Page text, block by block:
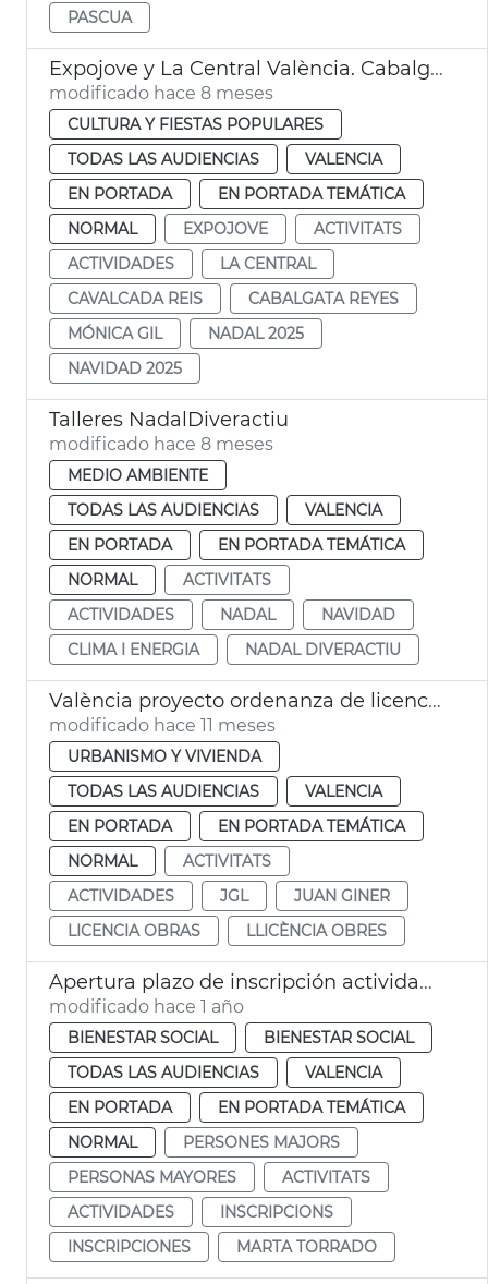
PASCUA
Expojove y La Central València. Cabalgata Reyes 2026
modificado hace 8 meses
CULTURA Y FIESTAS POPULARES
TODAS LAS AUDIENCIAS
VALENCIA
EN PORTADA
EN PORTADA TEMÁTICA
NORMAL
EXPOJOVE
ACTIVITATS
ACTIVIDADES
LA CENTRAL
CAVALCADA REIS
CABALGATA REYES
MÓNICA GIL
NADAL 2025
NAVIDAD 2025
Talleres NadalDiveractiu
modificado hace 8 meses
MEDIO AMBIENTE
TODAS LAS AUDIENCIAS
VALENCIA
EN PORTADA
EN PORTADA TEMÁTICA
NORMAL
ACTIVITATS
ACTIVIDADES
NADAL
NAVIDAD
CLIMA I ENERGIA
NADAL DIVERACTIU
València proyecto ordenanza de licencias y actividades
modificado hace 11 meses
URBANISMO Y VIVIENDA
TODAS LAS AUDIENCIAS
VALENCIA
EN PORTADA
EN PORTADA TEMÁTICA
NORMAL
ACTIVITATS
ACTIVIDADES
JGL
JUAN GINER
LICENCIA OBRAS
LLICÈNCIA OBRES
Apertura plazo de inscripción actividades personas mayores València
modificado hace 1 año
BIENESTAR SOCIAL
BIENESTAR SOCIAL
TODAS LAS AUDIENCIAS
VALENCIA
EN PORTADA
EN PORTADA TEMÁTICA
NORMAL
PERSONES MAJORS
PERSONAS MAYORES
ACTIVITATS
ACTIVIDADES
INSCRIPCIONS
INSCRIPCIONES
MARTA TORRADO